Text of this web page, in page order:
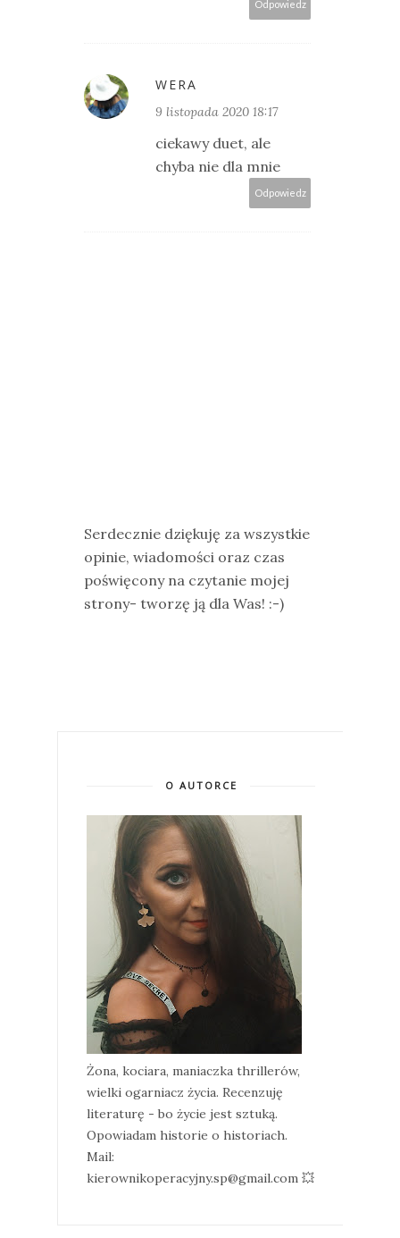
Odpowiedz
WERA
9 listopada 2020 18:17
ciekawy duet, ale
chyba nie dla mnie
Odpowiedz
Serdecznie dziękuję za wszystkie
opinie, wiadomości oraz czas
poświęcony na czytanie mojej
strony- tworzę ją dla Was! :-)
O AUTORCE
Żona, kociara, maniaczka thrillerów,
wielki ogarniacz życia. Recenzuję
literaturę - bo życie jest sztuką.
Opowiadam historie o historiach.
Mail:
kierownikoperacyjny.sp@gmail.com 💥